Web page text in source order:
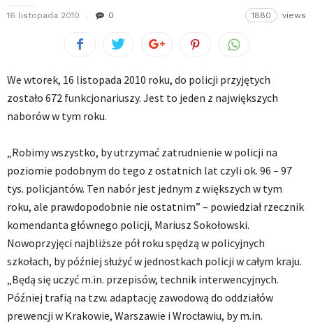
16 listopada 2010 0 1880 views
We wtorek, 16 listopada 2010 roku, do policji przyjętych
zostało 672 funkcjonariuszy. Jest to jeden z największych
naborów w tym roku.
„Robimy wszystko, by utrzymać zatrudnienie w policji na
poziomie podobnym do tego z ostatnich lat czyli ok. 96 – 97
tys. policjantów. Ten nabór jest jednym z większych w tym
roku, ale prawdopodobnie nie ostatnim” – powiedział rzecznik
komendanta głównego policji, Mariusz Sokołowski.
Nowoprzyjęci najbliższe pół roku spędzą w policyjnych
szkołach, by później służyć w jednostkach policji w całym kraju.
„Będą się uczyć m.in. przepisów, technik interwencyjnych.
Później trafią na tzw. adaptację zawodową do oddziałów
prewencji w Krakowie, Warszawie i Wrocławiu, by m.in.